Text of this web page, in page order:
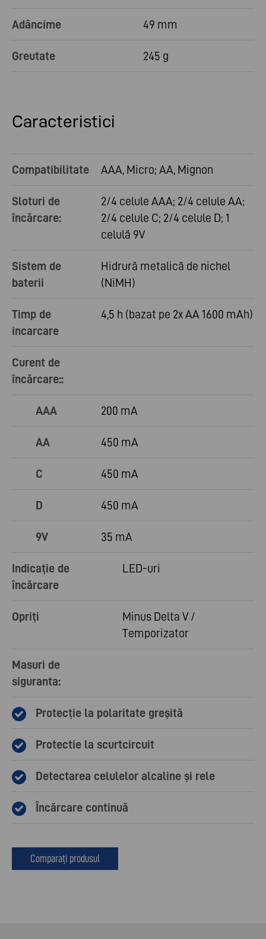
Adâncime 49 mm
Greutate 245 g
Caracteristici
Compatibilitate AAA, Micro; AA, Mignon
Sloturi de
încărcare:
2/4 celule AAA; 2/4 celule AA;
2/4 celule C; 2/4 celule D; 1
celulă 9V
Sistem de
baterii
Hidrură metalică de nichel
(NiMH)
Timp de
incarcare
4,5 h (bazat pe 2x AA 1600 mAh)
Curent de
încărcare::
AAA 200 mA
AA 450 mA
C 450 mA
D 450 mA
9V 35 mA
Indicație de
încărcare
LED-uri
Opriți
Minus Delta V /
Temporizator
Masuri de
siguranta:
Protecție la polaritate greșită
Protectie la scurtcircuit
Detectarea celulelor alcaline și rele
Încărcare continuă
Comparați produsul